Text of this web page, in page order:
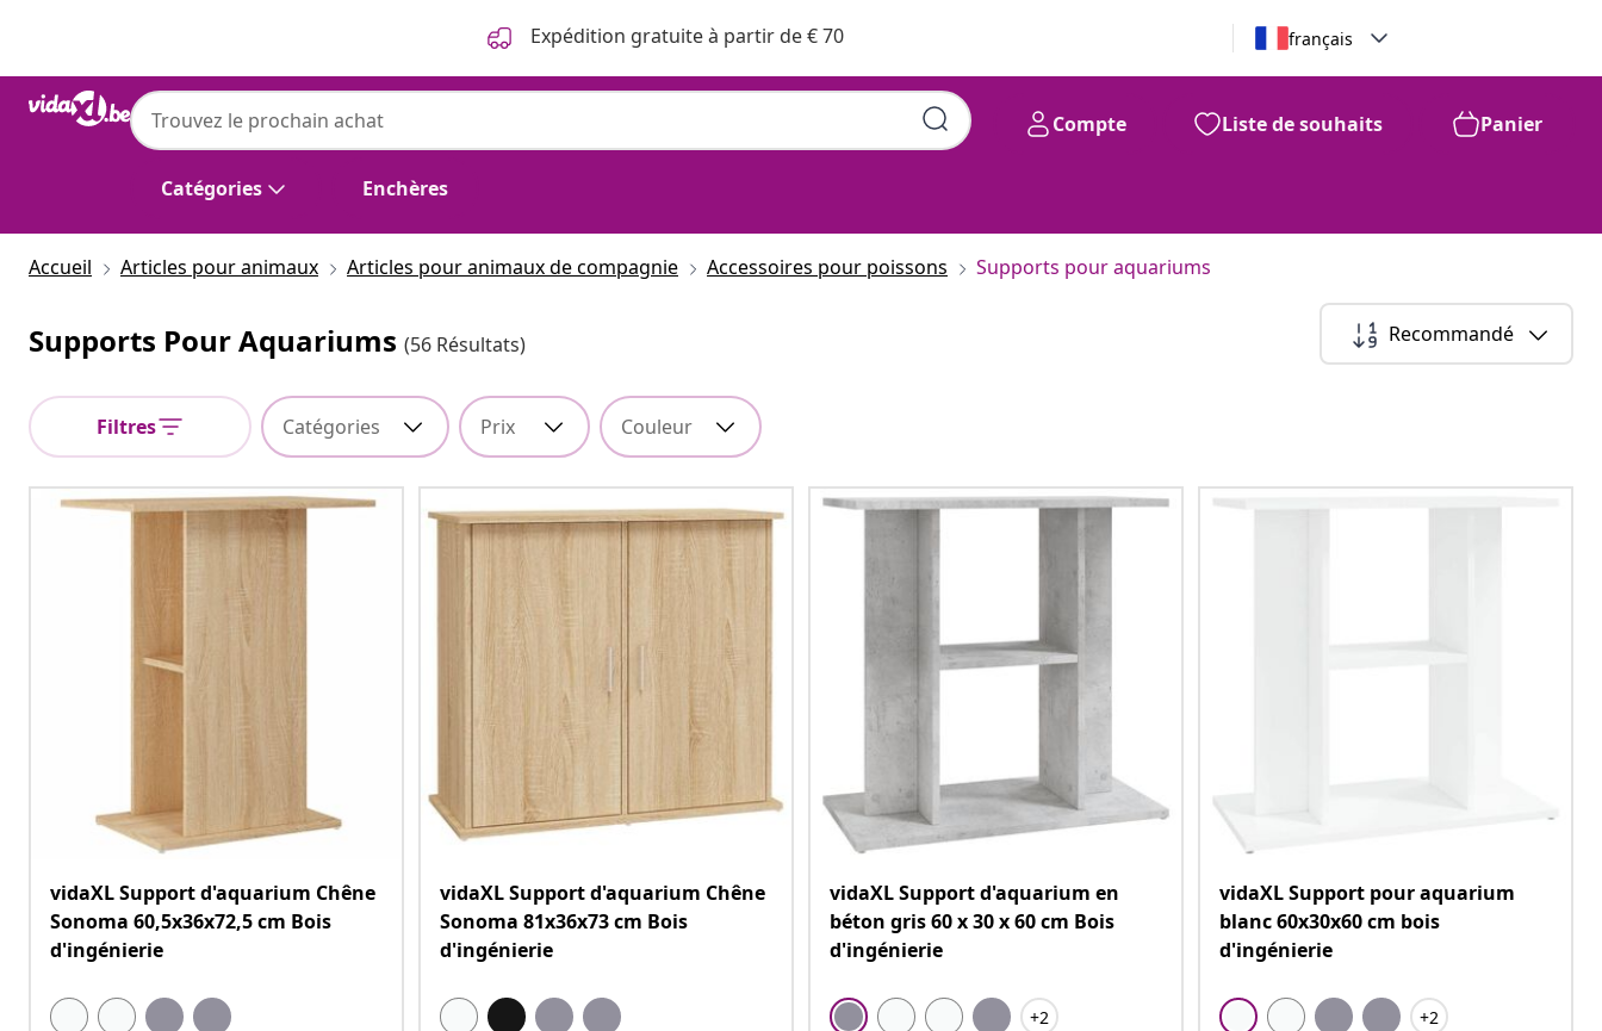
Expédition gratuite à partir de € 70 français
Catégories Enchères
Compte Liste de souhaits Panier
Accueil Articles pour animaux Articles pour animaux de compagnie Accessoires pour poissons Supports pour aquariums
Supports Pour Aquariums (56 Résultats) Recommandé
Filtres Catégories Prix Couleur
vidaXL Support d'aquarium Chêne
Sonoma 60,5x36x72,5 cm Bois
d'ingénierie
vidaXL Support d'aquarium Chêne
Sonoma 81x36x73 cm Bois
d'ingénierie
vidaXL Support d'aquarium en
béton gris 60 x 30 x 60 cm Bois
d'ingénierie
+2
vidaXL Support pour aquarium
blanc 60x30x60 cm bois
d'ingénierie
+2